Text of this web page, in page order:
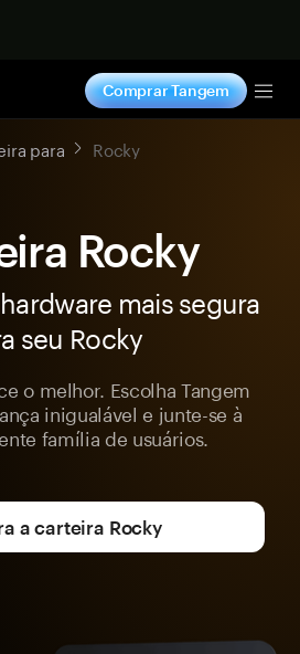
Comprar Tangem
para Rocky
Rocky
mais segura
seu Rocky
o melhor. Escolha Tangem
inigualável e junte-se à
família de usuários.
a carteira Rocky